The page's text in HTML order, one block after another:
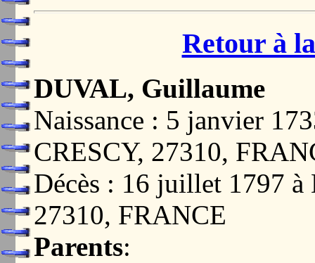
Retour à
DUVAL, Guillaume
Naissance : 5 janvier
CRESCY, 27310,
Décès : 16 juillet 1797
27310, FRANCE
Parents: